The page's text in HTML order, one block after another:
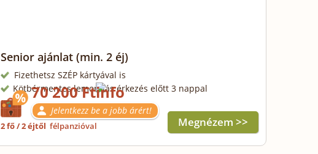
Senior ajánlat (min. 2 éj)
Fizethetsz SZÉP kártyával is
Kötbérmentes lemondás érkezés előtt 3 nappal
70 200 Ft
Jelentkezz be a jobb árért!
2 fő / 2 éjtől félpanzióval Megnézem >>